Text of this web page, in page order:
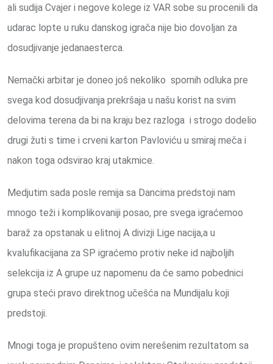
ali sudija Cvajer i negove kolege iz VAR sobe su procenili da
udarac lopte u ruku danskog igrača nije bio dovoljan za
dosudjivanje jedanaesterca.
Nemački arbitar je doneo još nekoliko spornih odluka pre
svega kod dosudjivanja prekršaja u našu korist na svim
delovima terena da bi na kraju bez razloga i strogo dodelio
drugi žuti s time i crveni karton Pavloviću u smiraj meča i
nakon toga odsvirao kraj utakmice.
Medjutim sada posle remija sa Dancima predstoji nam
mnogo teži i komplikovaniji posao, pre svega igraćemoo
baraž za opstanak u elitnoj A divizji Lige nacija,a u
kvalufikacijana za SP igraćemo protiv neke id najboljih
selekcija iz A grupe uz napomenu da će samo pobednici
grupa steći pravo direktnog učešća na Mundijalu koji
predstoji.
Mnogi toga je propušteno ovim nerešenim rezultatom sa